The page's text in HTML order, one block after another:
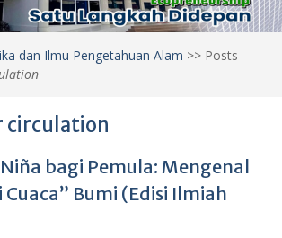
dan Ilmu Pengetahuan Alam >> Posts
circulation
bagi Pemula: Mengenal
Bumi (Edisi Ilmiah